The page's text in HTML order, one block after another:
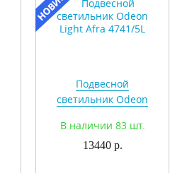
Подвесной
светильник Odeon
В наличии 83 шт.
13440 р.